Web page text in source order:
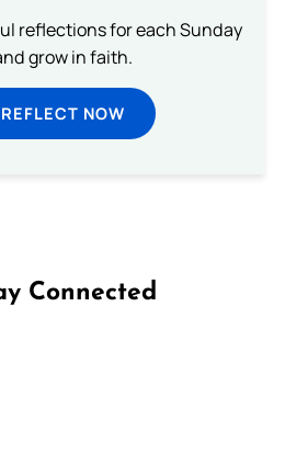
reflections for each Sunday
grow in faith.
REFLECT NOW
Connected